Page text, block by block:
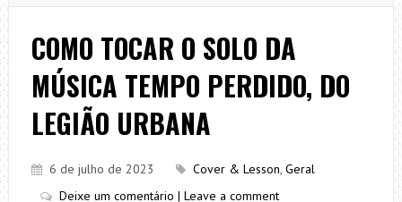
COMO TOCAR O SOLO DA
MÚSICA TEMPO PERDIDO, DO
LEGIÃO URBANA
6 de julho de 2023 Cover & Lesson, Geral
Deixe um comentário | Leave a comment